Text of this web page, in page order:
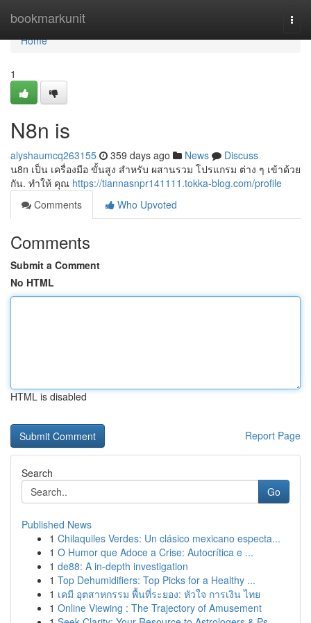
bookmarkunit
Home
Home
1
N8n is
alyshaumcq263155 359 days ago News
Discuss
น8n เป็น เครื่องมือ ขั้นสูง สำหรับ ผสานรวม โปรแกรม ต่าง ๆ เข้าด้วย
กัน. ทำให้ คุณ https://tiannasnpr141111.tokka-blog.com/profile
Comments
Who Upvoted
Comments
Submit a Comment
No HTML
HTML is disabled
Report Page
Search
Go
Published News
1 Chilaquiles Verdes: Un clásico mexicano especta...
1 O Humor que Adoce a Crise: Autocrítica e ...
1 de88: A in-depth investigation
1 Top Dehumidifiers: Top Picks for a Healthy ...
1 เคมี อุตสาหกรรม พื้นที่ระยอง: หัวใจ การเงิน ไทย
1 Online Viewing : The Trajectory of Amusement